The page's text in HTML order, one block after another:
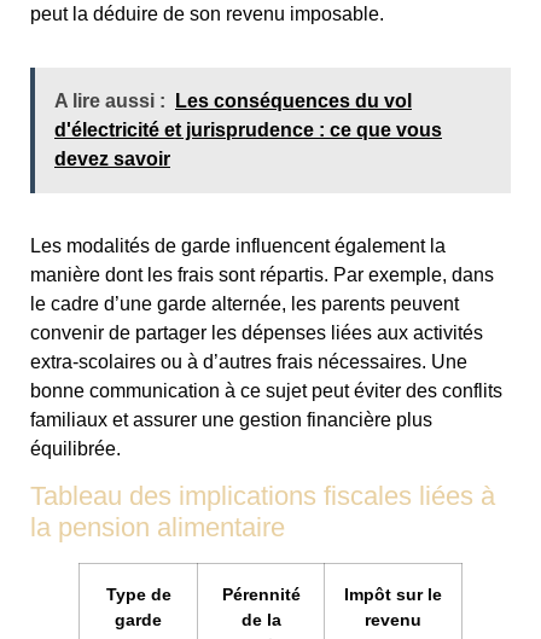
peut la déduire de son revenu imposable.
A lire aussi :
Les conséquences du vol
d'électricité et jurisprudence : ce que vous
devez savoir
Les modalités de garde influencent également la
manière dont les frais sont répartis. Par exemple, dans
le cadre d’une garde alternée, les parents peuvent
convenir de partager les dépenses liées aux activités
extra-scolaires ou à d’autres frais nécessaires. Une
bonne communication à ce sujet peut éviter des conflits
familiaux et assurer une gestion financière plus
équilibrée.
Tableau des implications fiscales liées à
la pension alimentaire
Type de
garde
Pérennité
de la
Impôt sur le
revenu